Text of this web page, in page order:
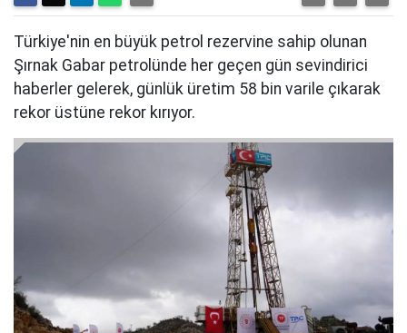
Türkiye'nin en büyük petrol rezervine sahip olunan
Şırnak Gabar petrolünde her geçen gün sevindirici
haberler gelerek, günlük üretim 58 bin varile çıkarak
rekor üstüne rekor kırıyor.